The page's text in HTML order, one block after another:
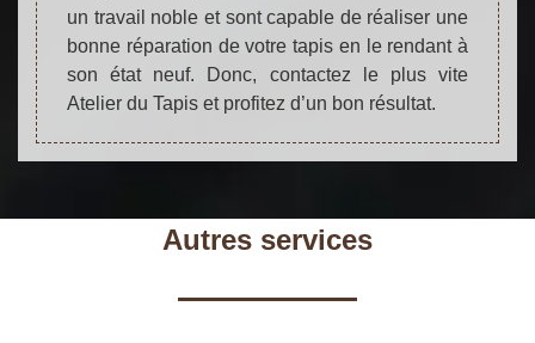
un travail noble et sont capable de réaliser une
bonne réparation de votre tapis en le rendant à
son état neuf. Donc, contactez le plus vite
Atelier du Tapis et profitez d’un bon résultat.
Autres services